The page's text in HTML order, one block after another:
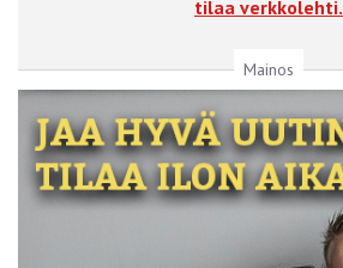
tilaa verkkolehti.
Mainos